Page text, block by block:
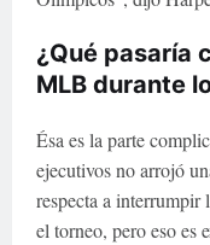
¿Qué pasaría
MLB durante
Ésa es la parte
ejecutivos no arrojó
respecta a interrumpir
el torneo, pero eso es